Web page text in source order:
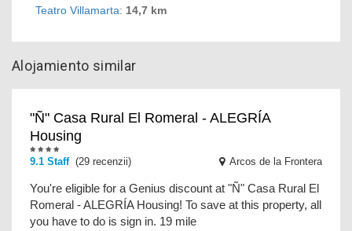
Teatro Villamarta: 14,7 km
Alojamiento similar
"Ñ" Casa Rural El Romeral - ALEGRÍA
Housing
9.1 Staff(29 recenzii) Arcos de la Frontera
You're eligible for a Genius discount at "Ñ" Casa Rural El
Romeral - ALEGRÍA Housing! To save at this property, all
you have to do is sign in. 19 mile